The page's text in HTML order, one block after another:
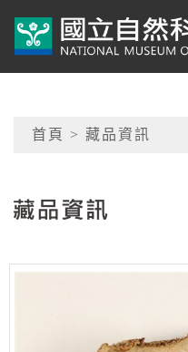
典藏網-
網頁導覽
首頁 > 藏品資訊